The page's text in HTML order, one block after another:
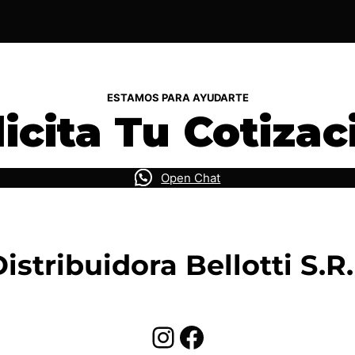
ESTAMOS PARA AYUDARTE
Tu
Open Chat
Bellotti